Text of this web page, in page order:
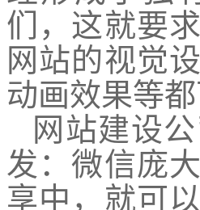
们，这就要
网站的视觉
动画效果等
网站建设
发：微信庞
享中，就可